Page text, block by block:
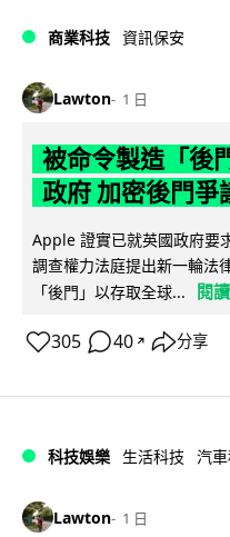
商業科技 資訊保安
Lawton 1 日
被命令製造「後
政府 加密後門爭
Apple 證實已就英國政府要
調查權力法庭提出新一輪法
「後門」以存取全球...
閱
305 40 ↗ 分享
科技娛樂 生活科技 汽
Lawton 1 日